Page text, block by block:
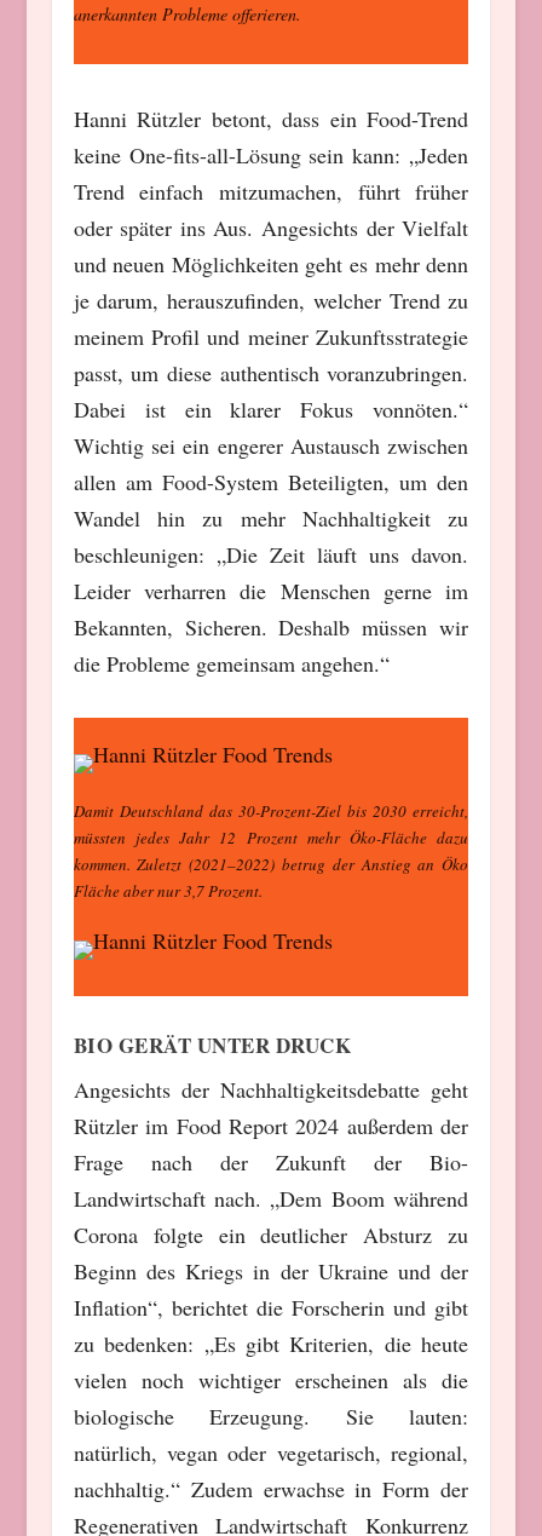
anerkannten Probleme offerieren.
Hanni Rützler betont, dass ein Food-Trend
keine One-fits-all-Lösung sein kann: „Jeden
Trend einfach mitzumachen, führt früher
oder später ins Aus. Angesichts der Vielfalt
und neuen Möglichkeiten geht es mehr denn
je darum, herauszufinden, welcher Trend zu
meinem Profil und meiner Zukunftsstrategie
passt, um diese authentisch voranzubringen.
Dabei ist ein klarer Fokus vonnöten.“
Wichtig sei ein engerer Austausch zwischen
allen am Food-System Beteiligten, um den
Wandel hin zu mehr Nachhaltigkeit zu
beschleunigen: „Die Zeit läuft uns davon.
Leider verharren die Menschen gerne im
Bekannten, Sicheren. Deshalb müssen wir
die Probleme gemeinsam angehen.“
Damit Deutschland das 30-Prozent-Ziel bis 2030 erreicht,
müssten jedes Jahr 12 Prozent mehr Öko-Fläche dazu
kommen. Zuletzt (2021–2022) betrug der Anstieg an Öko
Fläche aber nur 3,7 Prozent.
BIO GERÄT UNTER DRUCK
Angesichts der Nachhaltigkeitsdebatte geht
Rützler im Food Report 2024 außerdem der
Frage nach der Zukunft der Bio-
Landwirtschaft nach. „Dem Boom während
Corona folgte ein deutlicher Absturz zu
Beginn des Kriegs in der Ukraine und der
Inflation“, berichtet die Forscherin und gibt
zu bedenken: „Es gibt Kriterien, die heute
vielen noch wichtiger erscheinen als die
biologische Erzeugung. Sie lauten:
natürlich, vegan oder vegetarisch, regional,
nachhaltig.“ Zudem erwachse in Form der
Regenerativen Landwirtschaft Konkurrenz